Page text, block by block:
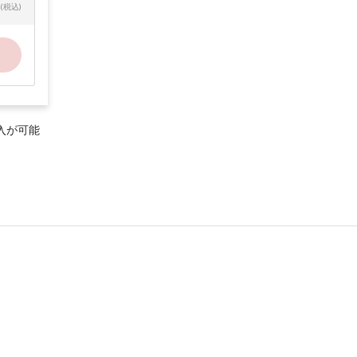
(税込)
が可能